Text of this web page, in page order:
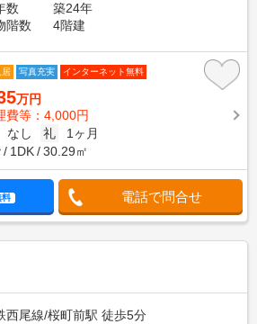
数
築24年
階数
4階建
居 写真充実 インターネット無料
万円
費等：4,000円
なし 礼
1ヶ月
1DK 30.29㎡
料 電話で問合せ
西尾線/桜町前駅 徒歩5分